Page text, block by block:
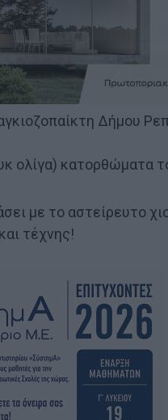
Δήμου
ολίγα) κατορθώματα
με το αστείρευτο
τέχνης!